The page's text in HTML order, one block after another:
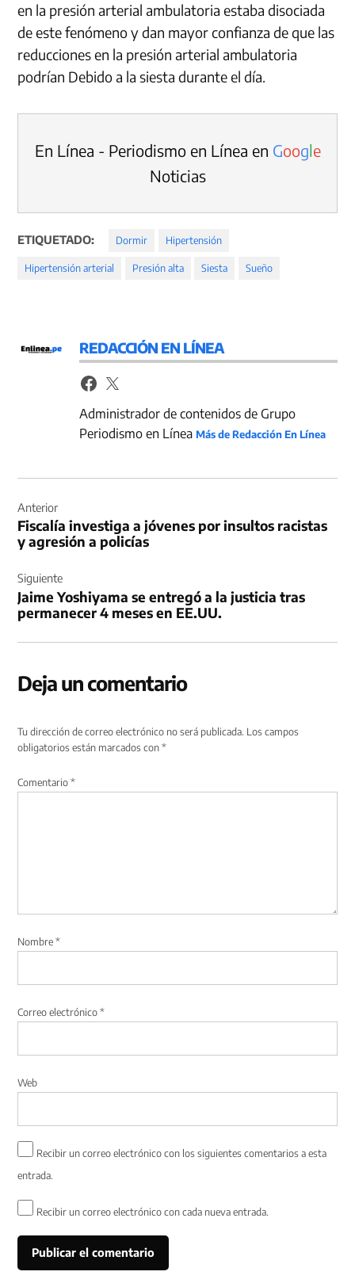
en la presión arterial ambulatoria estaba disociada
de este fenómeno y dan mayor confianza de que las
reducciones en la presión arterial ambulatoria
podrían Debido a la siesta durante el día.
En Línea - Periodismo en Línea en Google
Noticias
ETIQUETADO: Dormir Hipertensión
Hipertensión arterial Presión alta Siesta Sueño
REDACCIÓN EN LÍNEA
Administrador de contenidos de Grupo
Periodismo en LíneaMás de Redacción En Línea
de
entradas
Anterior
Fiscalía investiga a jóvenes por insultos racistas
y agresión a policías
Siguiente
Jaime Yoshiyama se entregó a la justicia tras
permanecer 4 meses en EE.UU.
Deja un comentario
Tu dirección de correo electrónico no será publicada. Los campos
obligatorios están marcados con*
Comentario*
Nombre*
Correo electrónico*
Web
Recibir un correo electrónico con los siguientes comentarios a esta
entrada.
Recibir un correo electrónico con cada nueva entrada.